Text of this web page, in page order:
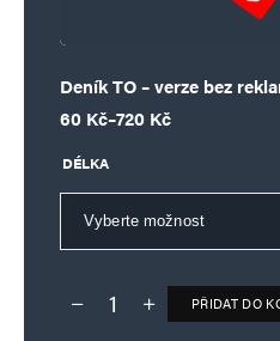
Deník TO – verze bez
60 Kč–720 Kč
Rozpětí cen: 60 Kč až 720
DÉLKA
Deník TO – verze bez reklam
PŘIDAT DO